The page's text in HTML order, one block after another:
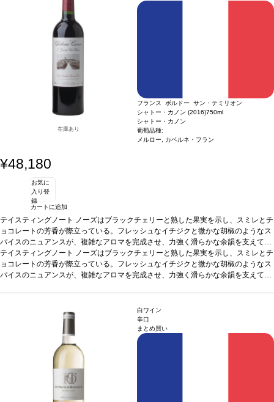
在庫あり
フランス ボルドー サン・テミリオン
シャトー・カノン (2016)750ml
シャトー・カノン
葡萄品種:
メルロー, カベルネ・フラン
¥48,180
お気に
入り登
録
カートに追加
テイスティングノート ノーズはブラックチェリーと熟した果実を示し、スミレとチ
ョコレートの芳香が際立っている。フレッシュなイチジクと微かな胡椒のようなス
パイスのニュアンスが、複雑なアロマを完成させ、力強く滑らかな余韻を支えてい
る。上質で繊細なタンニンが、クリーミーで長く続く口当たりを生み出し、石灰岩
台地がミネラルを与え、美しいバランスと生き生きとした味わいをもたらしてい
る。葡萄品種メルロー 74%、カベルネ・フラン 26%
テイスティングノート ノーズはブラックチェリーと熟した果実を示し、スミレとチ
ョコレートの芳香が際立っている。フレッシュなイチジクと微かな胡椒のようなス
パイスのニュアンスが、複雑なアロマを完成させ、力強く滑らかな余韻を支えてい
メルロー 74%、カベルネ・フラン 26%
白ワイン
辛口
まとめ買い